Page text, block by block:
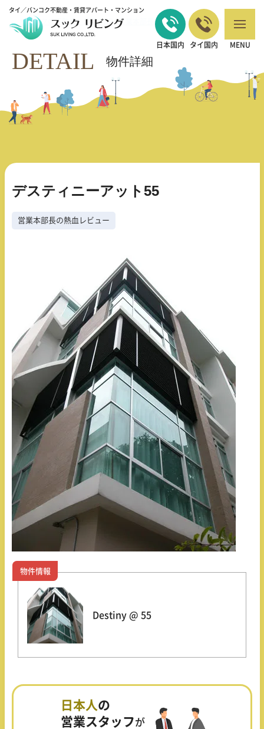
タイ／バンコク不動産・賃貸アパート・マンション
日本国内 タイ国内 MENU
バンコクの不動産・賃貸 TOP>営業本部長の熱血レビュー >デスティニー
アット55
DETAIL 物件詳細
デスティニーアット55
営業本部長の熱血レビュー
物件情報
Destiny @ 55
日本人の
営業スタッフが